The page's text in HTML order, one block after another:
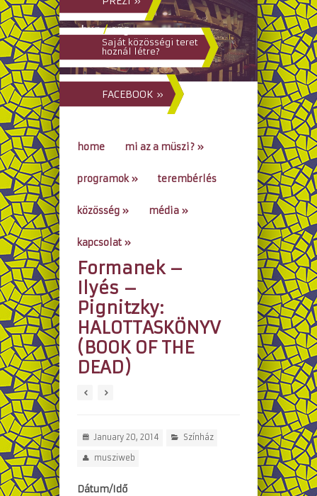
hun/eng
Saját közösségi teret
hoznál létre?
FACEBOOK »
home mi az a müszi? »
programok» terembérlés
közösség » média »
kapcsolat »
go to...
Formanek –
Ilyés –
Pignitzky:
HALOTTASKÖNYV
(BOOK OF THE
DEAD)
January 20, 2014 Színház
musziweb
Dátum/Idő